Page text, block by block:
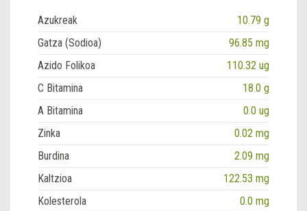
Azukreak
10.79 g
Gatza (Sodioa)
96.85 mg
Azido Folikoa
110.32 ug
C Bitamina
18.0 g
A Bitamina
0.0 ug
Zinka
0.02 mg
Burdina
2.09 mg
Kaltzioa
122.53 mg
Kolesterola
0.0 mg